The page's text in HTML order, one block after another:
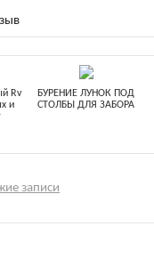
Rv
и
БУРЕНИЕ ЛУНОК ПОД
СТОЛБЫ ДЛЯ ЗАБОРА
записи